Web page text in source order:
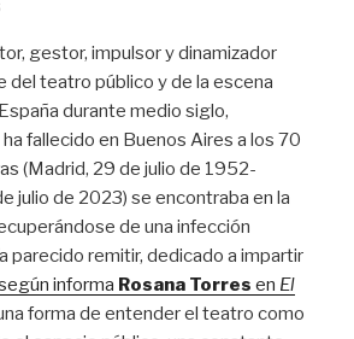
gestor, impulsor y dinamizador
del teatro público y de la escena
durante medio siglo,
ha fallecido en Buenos Aires a los 70
(Madrid, 29 de julio de 1952-
julio de 2023) se encontraba en la
de una infección
parecido remitir, dedicado a impartir
informa Rosana Torres en El
forma de entender el teatro como